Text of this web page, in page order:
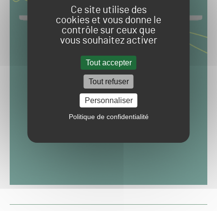
Ce site utilise des
cookies et vous donne le
contrôle sur ceux que
vous souhaitez activer
Tout accepter
Tout refuser
Personnaliser
Politique de confidentialité